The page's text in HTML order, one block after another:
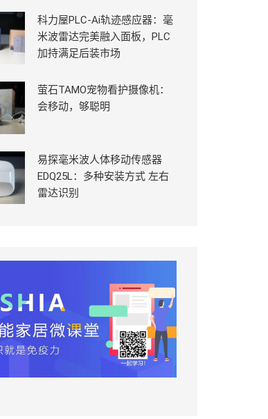
科力屋PLC-Ai轨迹感应器：毫
米波雷达完美融入面板，PLC
加持满足后装市场
萤石TAMO宠物看护摄像机：
会移动，够聪明
易探毫米波人体移动传感器
EDQ25L：多种安装方式 左右
雷达识别